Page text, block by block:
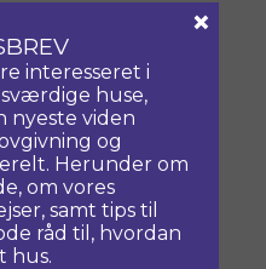
interesseret i
huse,
nyeste viden
og
Herunder om
om vores
samt tips til
råd til, hvordan
hus.
×